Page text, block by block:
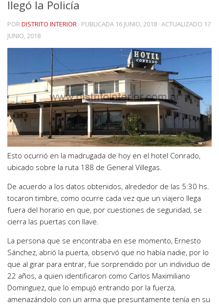
llegó la Policía
PORDISTRITO INTERIOR · PUBLICADA 16 JUNIO, 2018 · ACTUALIZADO 17
JUNIO, 2018
Esto ocurrió en la madrugada de hoy en el hotel Conrado,
ubicado sobre la ruta 188 de General Villegas.
De acuerdo a los datos obtenidos, alrededor de las 5:30 hs.
tocaron timbre, como ocurre cada vez que un viajero llega
fuera del horario en que, por cuestiones de seguridad, se
cierra las puertas con llave.
La persona que se encontraba en ese momento, Ernesto
Sánchez, abrió la puerta, observó que no había nadie, por lo
que al girar para entrar, fue sorprendido por un individuo de
22 años, a quien identificaron como Carlos Maximiliano
Dominguez, que lo empujó entrando por la fuerza,
amenazándolo con un arma que presuntamente tenía en su